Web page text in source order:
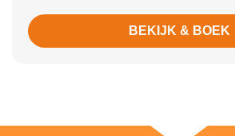
BEKIJK & BOEK